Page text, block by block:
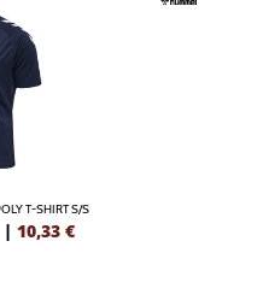
T-SHIRT S/S
| 10,33 €